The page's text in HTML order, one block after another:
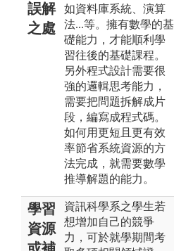
誤解
之處
如資料庫系統、演算
法...等。擁有數學的基
礎能力，才能順利學
習往後的基礎課程。
另外程式設計需要很
強的邏輯思考能力，
需要把問題拆解成片
段，編寫成程式碼。
如何用更短且更有效
率節省系統資源的方
法完成，就需要數學
推導解題的能力。
學習
資源
資訊科學系之學生若
想增加自己的競爭
力，可於就學期間考